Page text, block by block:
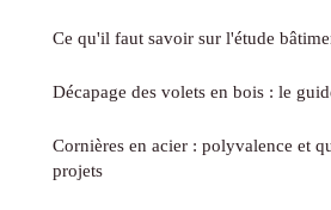
Ce qu'il faut savoir sur l'étude
Décapage des volets en bois : le
Cornières en acier : polyvalence et
projets